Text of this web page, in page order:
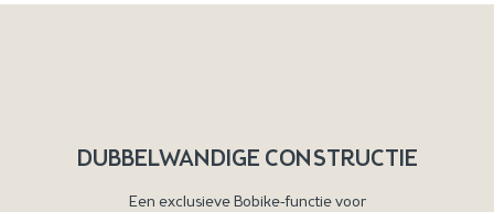
DUBBELWANDIGE CONSTRUCTIE
Een exclusieve Bobike-functie voor